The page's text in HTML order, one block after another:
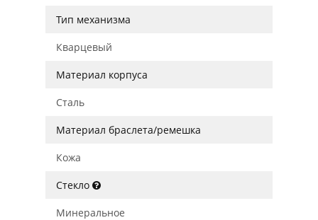
Тип механизма
Кварцевый
Материал корпуса
Сталь
Материал браслета/ремешка
Кожа
Стекло
Минеральное